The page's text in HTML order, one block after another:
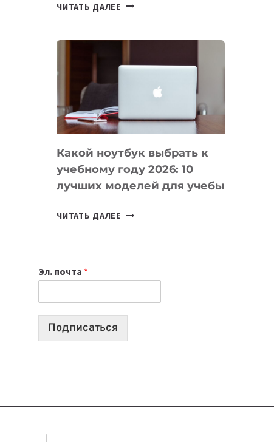
ЧИТАТЬ ДАЛЕЕ
КОТОРЫЕ
СОЗДАВАТЬ
БЕЗ
КОДА
Какой ноутбук выбрать к
учебному году 2026: 10
лучших моделей для учебы
ЧИТАТЬ ДАЛЕЕ КАКОЙ
2026:
10
Эл. почта *
Подписаться